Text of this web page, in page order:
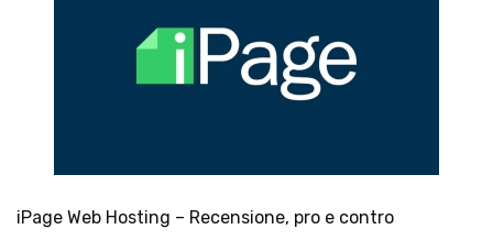
iPage Web Hosting – Recensione, pro e contro